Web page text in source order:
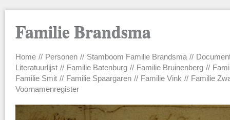
Familie Brandsma
Main menu
Home Personen Stamboom Familie Brandsma
Literatuurlijst
Familie Batenburg Familie Bruinenberg
Familie Smit
Familie Spaargaren Familie Vink
Familie
Voornamenregister